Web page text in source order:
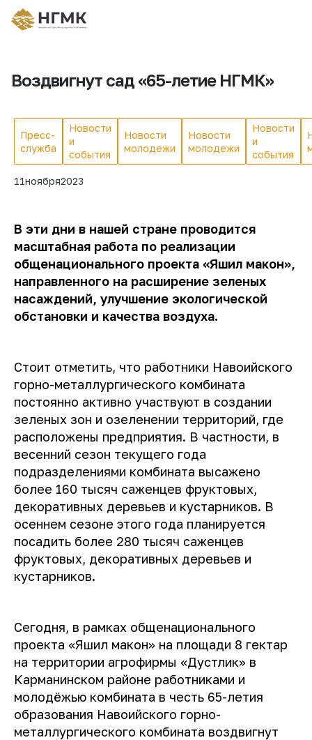
Воздвигнут сад «65-летие НГМК»
Пресс-
служба
Новости
и
события
Новости
молодежи
Новости
молодежи
Новости
и
события
11ноября2023
В эти дни в нашей стране проводится
масштабная работа по реализации
общенационального проекта «Яшил макон»,
направленного на расширение зеленых
насаждений, улучшение экологической
обстановки и качества воздуха.
Стоит отметить, что работники Навоийского
горно-металлургического комбината
постоянно активно участвуют в создании
зеленых зон и озеленении территорий, где
расположены предприятия. В частности, в
весенний сезон текущего года
подразделениями комбината высажено
более 160 тысяч саженцев фруктовых,
декоративных деревьев и кустарников. В
осеннем сезоне этого года планируется
посадить более 280 тысяч саженцев
фруктовых, декоративных деревьев и
кустарников.
Сегодня, в рамках общенационального
проекта «Яшил макон» на площади 8 гектар
на территории агрофирмы «Дустлик» в
Карманинском районе работниками и
молодёжью комбината в честь 65-летия
образования Навоийского горно-
металлургического комбината воздвигнут